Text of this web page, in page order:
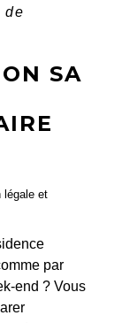
de
SA
légale et
par
end ? Vous